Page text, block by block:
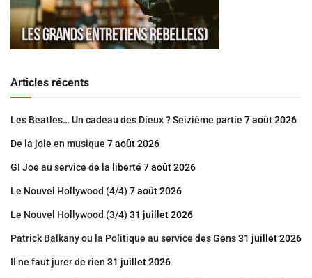
Articles récents
Les Beatles… Un cadeau des Dieux ? Seizième partie 7 août 2026
De la joie en musique 7 août 2026
GI Joe au service de la liberté 7 août 2026
Le Nouvel Hollywood (4/4) 7 août 2026
Le Nouvel Hollywood (3/4) 31 juillet 2026
Patrick Balkany ou la Politique au service des Gens31 juillet 2026
Il ne faut jurer de rien 31 juillet 2026